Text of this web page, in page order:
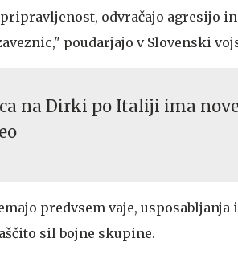
odvračajo agresijo
poudarjajo v Slovenski
na Dirki po Italiji ima
predvsem vaje, usposabljanja
sil bojne skupine.